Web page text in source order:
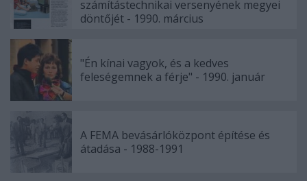
számítástechnikai versenyének megyei
döntőjét - 1990. március
"Én kínai vagyok, és a kedves
feleségemnek a férje" - 1990. január
A FEMA bevásárlóközpont építése és
átadása - 1988-1991